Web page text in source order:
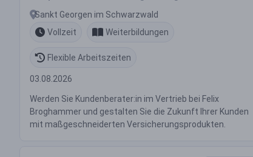
Sankt Georgen im Schwarzwald
Vollzeit
Weiterbildungen
Flexible Arbeitszeiten
03.08.2026
Werden Sie Kundenberater:in im Vertrieb bei Felix
Broghammer und gestalten Sie die Zukunft Ihrer Kunden
mit maßgeschneiderten Versicherungsprodukten.